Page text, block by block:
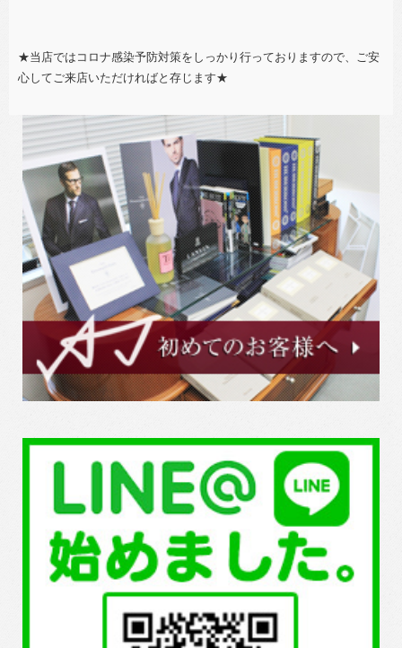
★当店ではコロナ感染予防対策をしっかり行っておりますので、ご安
心してご来店いただければと存じます★